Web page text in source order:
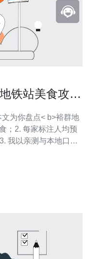
铁站美食攻略
；2. 每家标注人均预
我以亲测与本地口碑
内容创作者，我把<